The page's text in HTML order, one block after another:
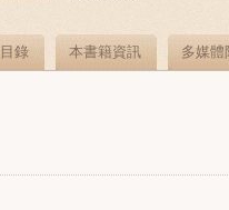
目錄 本書籍資訊 多媒體